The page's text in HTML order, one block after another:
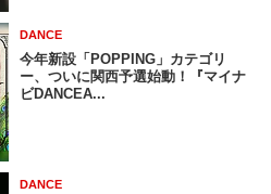
DANCE
今年新設「POPPING」カテゴリ
ー、ついに関西予選始動！『マイナ
ビDANCEA...
DANCE